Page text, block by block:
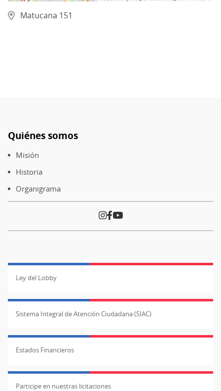
Matucana 151
Pie
de
página
Quiénes somos
Misión
Historia
Organigrama
Ley del Lobby
Sistema Integral de Atención Ciudadana (SIAC)
Estados Financieros
Participe en nuestras licitaciones